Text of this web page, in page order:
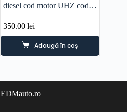
diesel cod motor UHZ cod
350.00lei
Adaugă în coș
EDMauto.ro